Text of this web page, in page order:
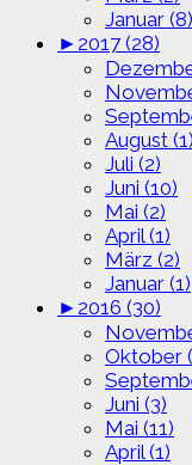
Januar (8)
► 2017 (28)
August (1)
Juli (2)
Juni (10)
Mai (2)
April (1)
März (2)
Januar (1)
► 2016 (30)
Oktober
Juni (3)
Mai (11)
April (1)